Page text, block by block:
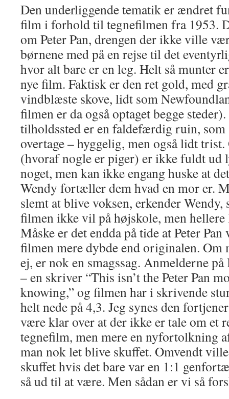
Den underliggende tematik er ændret
film i forhold til tegnefilmen fra 1953.
om Peter Pan, drengen der ikke ville
børnene med på en rejse til det
hvor alt bare er en leg. Helt så munter
nye film. Faktisk er den ret gold, med
vindblæste skove, lidt som
filmen er da også optaget begge
tilholdssted er en faldefærdig ruin, som
overtage – hyggelig, men også lidt
(hvoraf nogle er piger) er ikke fuldt ud
noget, men kan ikke engang huske at
Wendy fortæller dem hvad en mor er.
slemt at blive voksen, erkender
filmen ikke vil på højskole, men hellere
Måske er det endda på tide at Peter
filmen mere dybde end originalen. Om
ej, er nok en smagssag. Anmelderne
– en skriver “This isn’t the Peter Pan
knowing,” og filmen har i skrivende
helt nede på 4,3. Jeg synes den
være klar over at der ikke er tale om et
tegnefilm, men mere en nyfortolkning
man nok let blive skuffet. Omvendt
skuffet hvis det bare var en 1:1
så ud til at være. Men sådan er vi så